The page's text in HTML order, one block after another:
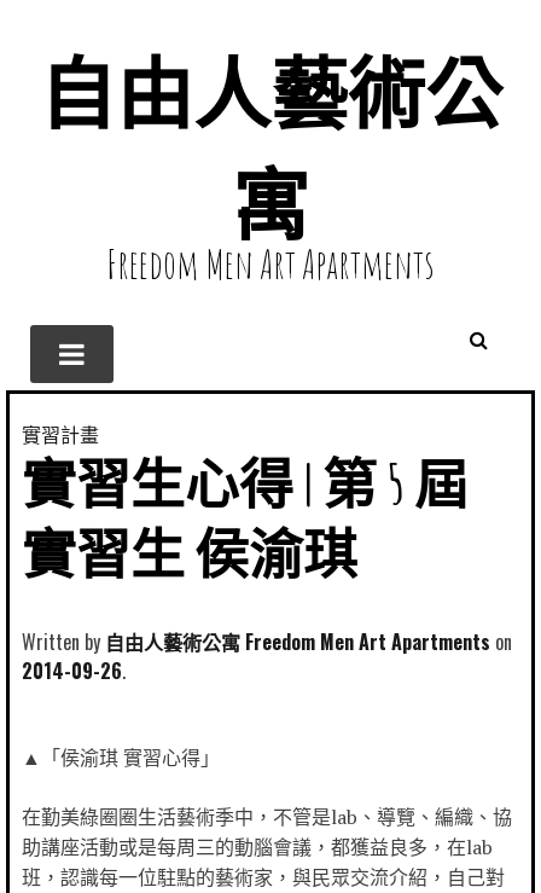
自由人藝術公
寓
Freedom Men Art Apartments
實習計畫
實習生心得 | 第 5 屆
實習生 侯渝琪
Written by 自由人藝術公寓 Freedom Men Art Apartments
2014-09-26
▲「侯渝琪 實習心得」
在勤美綠圈圈生活藝術季中，不管是lab、導覽、編織、協
助講座活動或是每周三的動腦會議，都獲益良多，在lab
班，認識每一位駐點的藝術家，與民眾交流介紹，自己對